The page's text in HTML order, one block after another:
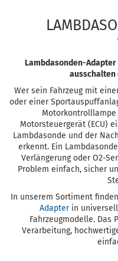
Lambdasonden-
ausschalten
Wer sein Fahrzeug mit
oder einer
Motorsteuergerät (ECU)
Lambdasonde und der
erkennt. Ein
Verlängerung oder O2-
Problem einfach, sicher
In unserem Sortiment
Adapterin
Fahrzeugmodelle. Das
Verarbeitung,